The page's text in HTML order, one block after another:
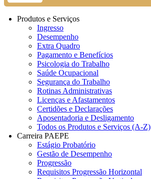
Produtos e Serviços
Ingresso
Desempenho
Extra Quadro
Pagamento e Benefícios
Psicologia do Trabalho
Saúde Ocupacional
Segurança do Trabalho
Rotinas Administrativas
Licenças e Afastamentos
Certidões e Declarações
Aposentadoria e Desligamento
Todos os Produtos e Serviços (A-Z)
Carreira PAEPE
Estágio Probatório
Gestão de Desempenho
Progressão
Requisitos Progressão Horizontal